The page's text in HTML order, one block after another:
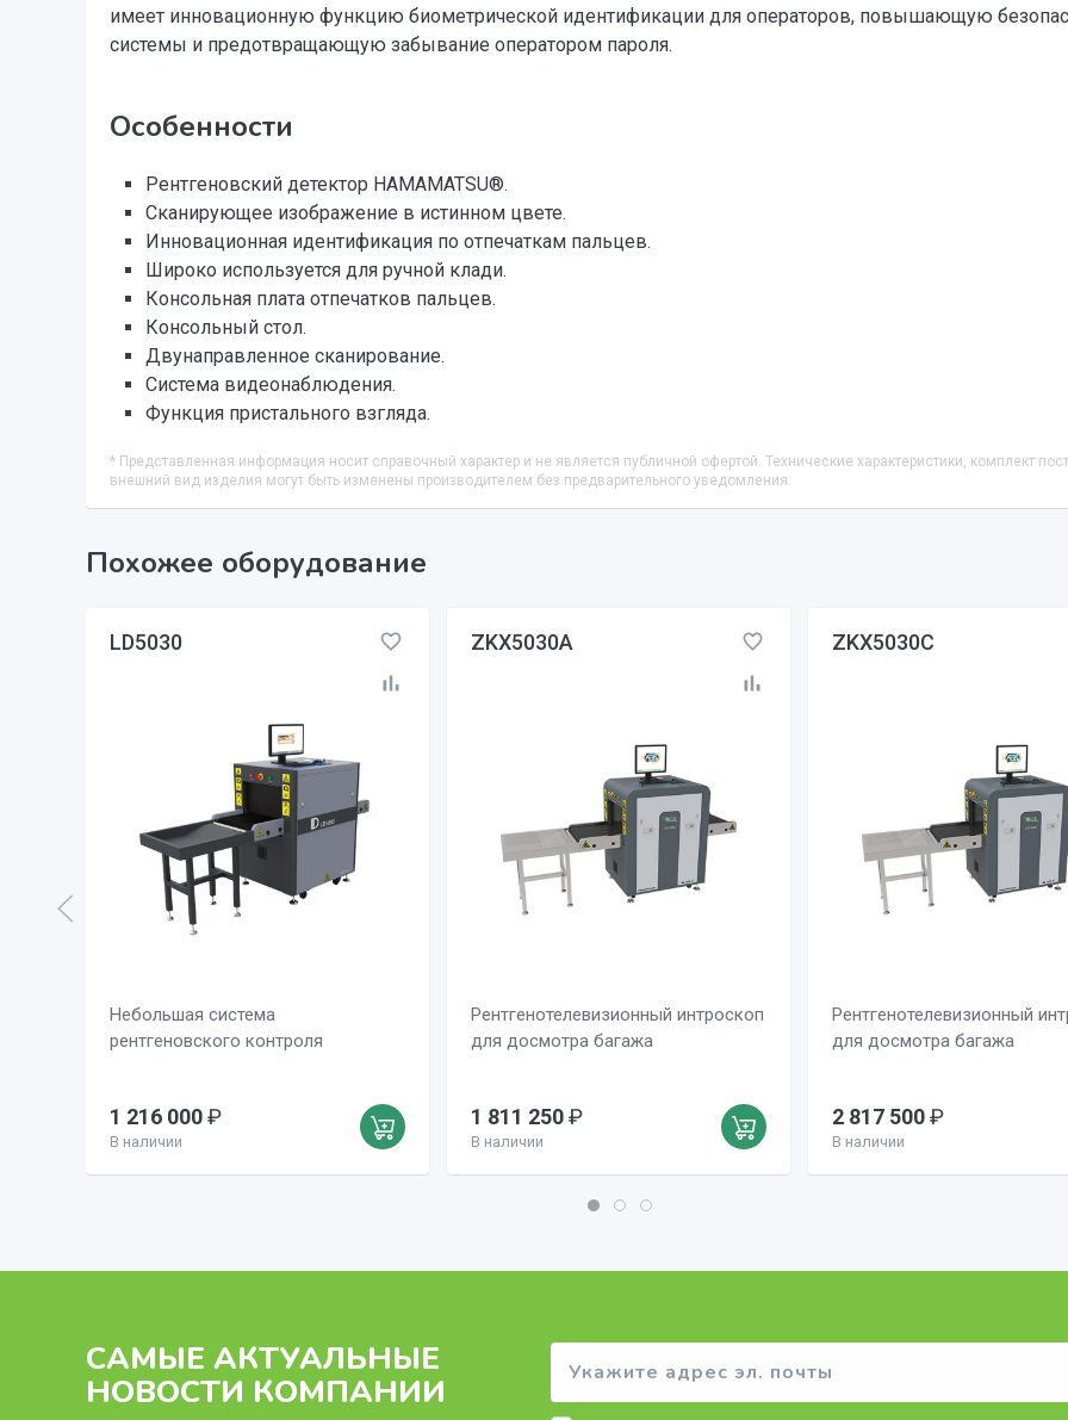
имеет инновационную функцию биометрической идентификации для операторов, повышающую
системы и предотвращающую забывание оператором пароля.
Особенности
Рентгеновский детектор HAMAMATSU®.
Сканирующее изображение в истинном цвете.
Инновационная идентификация по отпечаткам пальцев.
Широко используется для ручной клади.
Консольная плата отпечатков пальцев.
Консольный стол.
Двунаправленное сканирование.
Система видеонаблюдения.
Функция пристального взгляда.
* Представленная информация носит справочный характер и не является публичной офертой. Технические характеристики, комплект
внешний вид изделия могут быть изменены производителем без предварительного уведомления.
Похожее оборудование
LD5030
Небольшая система
рентгеновского контроля
1 216 000₽
В наличии
ZKX5030A
Рентгенотелевизионный интроскоп
для досмотра багажа
1 811 250₽
В наличии
ZKX5030C
Рентгенотелевизионный
для досмотра багажа
2 817 500₽
В наличии
САМЫЕ АКТУАЛЬНЫЕ
НОВОСТИ КОМПАНИИ